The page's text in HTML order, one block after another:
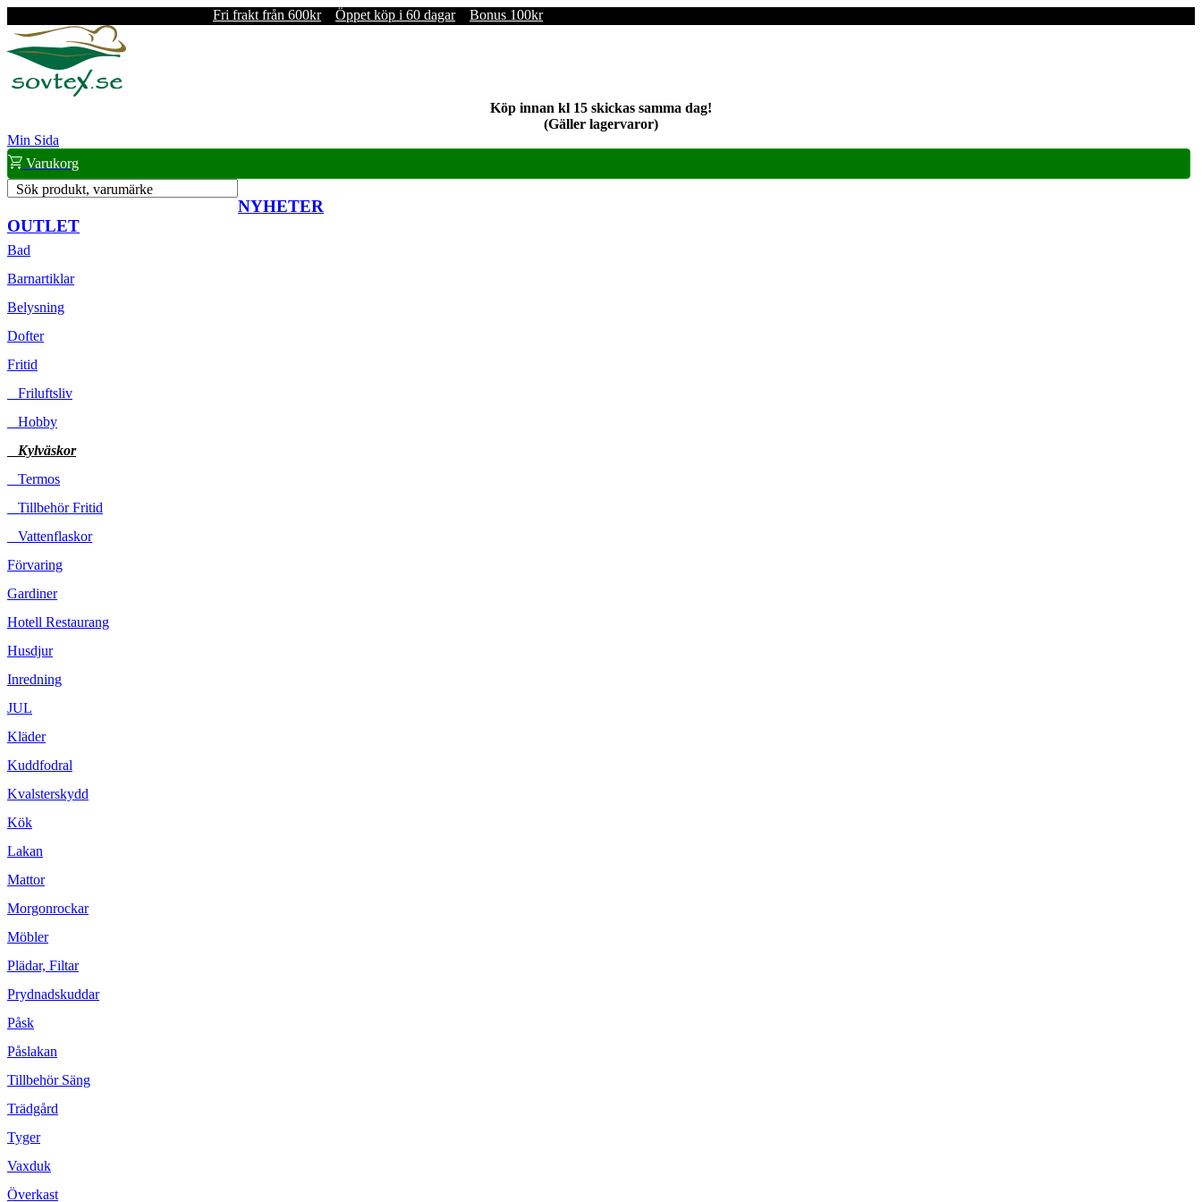
Fri frakt från 600kr Öppet köp i 60 dagar Bonus 100kr
Köp innan kl 15 skickas samma dag!
(Gäller lagervaror)
Min Sida
Varukorg
Sök produkt, varumärke
NYHETER
OUTLET
Bad
Barnartiklar
Belysning
Dofter
Fritid
Friluftsliv
Hobby
Kylväskor
Termos
Tillbehör Fritid
Vattenflaskor
Förvaring
Gardiner
Hotell Restaurang
Husdjur
Inredning
JUL
Kläder
Kuddfodral
Kvalsterskydd
Kök
Lakan
Mattor
Morgonrockar
Möbler
Plädar, Filtar
Prydnadskuddar
Påsk
Påslakan
Tillbehör Säng
Trädgård
Tyger
Vaxduk
Överkast